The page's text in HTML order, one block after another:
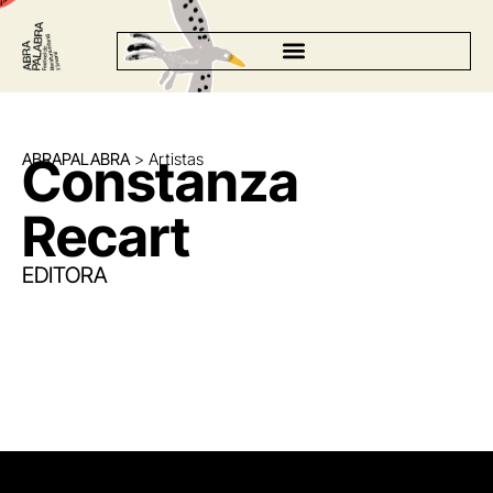
ABRAPALABRA > Artistas
Constanza
Recart
EDITORA